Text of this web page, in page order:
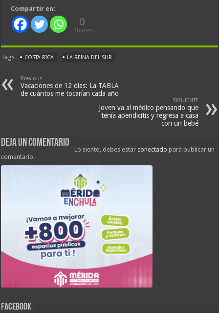
Compartir en:
0
Shares
Tags COSTA RICA LA REINA DEL SUR
Previous
Vacaciones de 12 días: La TABLA
de cuántos me tocarían cada año
SIGUIENTE
Joven va al médico pensando que
tenía apendicitis y regresa a casa
con un bebé
Deja un comentario
Lo siento, debes estarconectado para publicar un
comentario.
FACEBOOK